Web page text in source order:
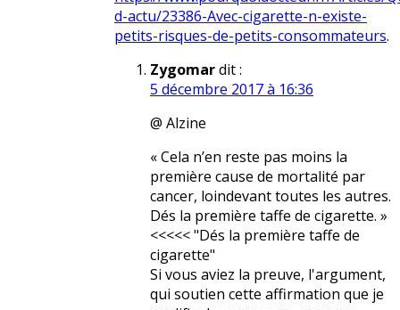
d-actu/23386-Avec-cigarette-n-existe-
petits-risques-de-petits-consommateurs.
Zygomardit :
5 décembre 2017 à 16:36
@ Alzine
« Cela n’en reste pas moins la
première cause de mortalité par
cancer, loindevant toutes les autres.
Dés la première taffe de cigarette. »
<<<<< "Dés la première taffe de
cigarette"
Si vous aviez la preuve, l'argument,
qui soutien cette affirmation que je